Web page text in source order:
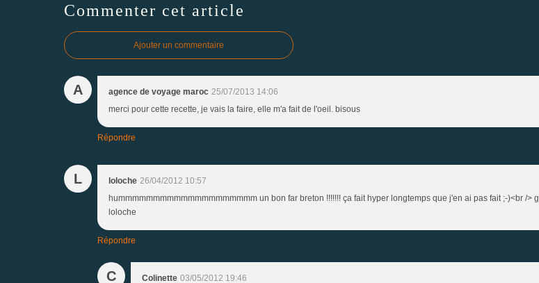
Commenter cet article
Ajouter un commentaire
A agence de voyage maroc 25/07/2013 14:06
merci pour cette recette, je vais la faire, elle m'a fait de l'oeil. bisous
Répondre
L loloche 26/04/2012 10:57
hummmmmmmmmmmmmmmmmmmm un bon far breton !!!!!!! ça fait hyper longtemps que j'en ai pas fait ;-)<br />
loloche
Répondre
C Colinette 03/05/2012 19:46